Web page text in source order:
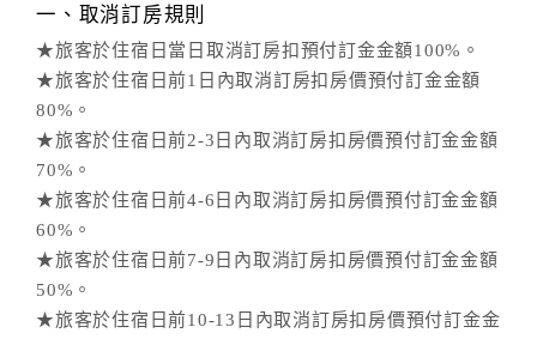
一、取消訂房規則
★旅客於住宿日當日取消訂房扣預付訂金金額100%。
★旅客於住宿日前1日內取消訂房扣房價預付訂金金額
80%。
★旅客於住宿日前2-3日內取消訂房扣房價預付訂金金額
70%。
★旅客於住宿日前4-6日內取消訂房扣房價預付訂金金額
60%。
★旅客於住宿日前7-9日內取消訂房扣房價預付訂金金額
50%。
★旅客於住宿日前10-13日內取消訂房扣房價預付訂金金